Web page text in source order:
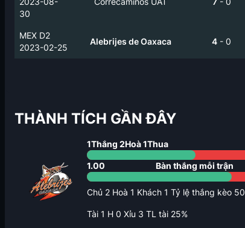
30
MEX D2
2023-02-25
Alebrijes de Oaxaca 4 - 0
THÀNH TÍCH GẦN ĐÂY
1Thắng 2Hoà1Thua
1.00 Bàn thắng mỗi trận
Chủ 2 Hoà 1 Khách 1 Tỷ lệ thắng kèo 50
Tài 1 H 0 Xỉu 3 TL tài 25%